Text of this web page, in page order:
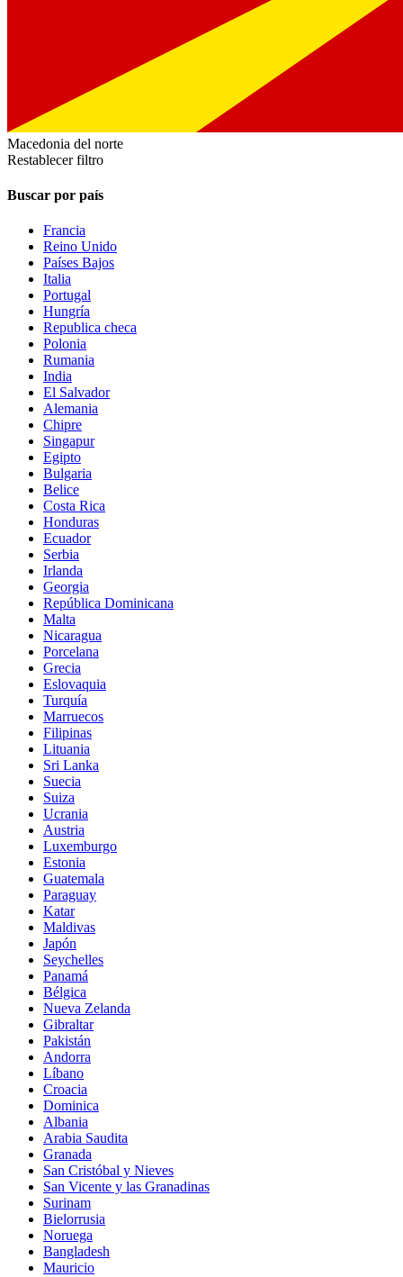
Macedonia del norte
Restablecer filtro
Buscar por país
Francia
Reino Unido
Países Bajos
Italia
Portugal
Hungría
Republica checa
Polonia
Rumania
India
El Salvador
Alemania
Chipre
Singapur
Egipto
Bulgaria
Belice
Costa Rica
Honduras
Ecuador
Serbia
Irlanda
Georgia
República Dominicana
Malta
Nicaragua
Porcelana
Grecia
Eslovaquia
Turquía
Marruecos
Filipinas
Lituania
Sri Lanka
Suecia
Suiza
Ucrania
Austria
Luxemburgo
Estonia
Guatemala
Paraguay
Katar
Maldivas
Japón
Seychelles
Panamá
Bélgica
Nueva Zelanda
Gibraltar
Pakistán
Andorra
Líbano
Croacia
Dominica
Albania
Arabia Saudita
Granada
San Cristóbal y Nieves
San Vicente y las Granadinas
Surinam
Bielorrusia
Noruega
Bangladesh
Mauricio